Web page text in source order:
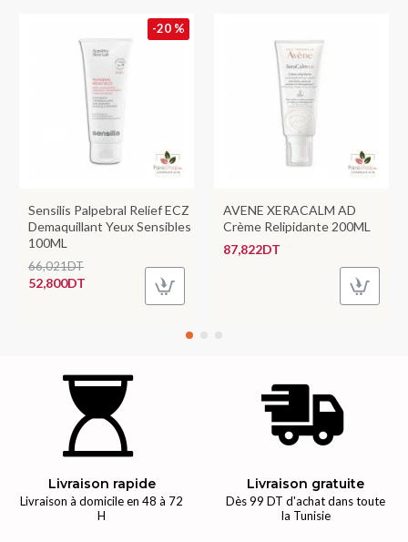
-20 %
Sensilis Palpebral Relief ECZ
Demaquillant Yeux Sensibles
100ML
52,800DT
66,021DT
AVENE XERACALM AD
Crème Relipidante 200ML
87,822DT
Livraison rapide
Livraison à domicile en 48 à 72
H
Livraison gratuite
Dès 99 DT d'achat dans toute
la Tunisie